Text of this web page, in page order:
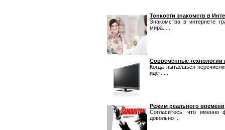
Тонкости знакомств в
Знакомства в интернете
мира. ...
Современные технологии
Когда пытаешься
идет. ...
Режим реального времени
Согласитесь, что
довольно ...